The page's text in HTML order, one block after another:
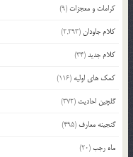
کرامات و معجزات (9)
کلام جاودان(2,293)
کلام جدید(34)
کمک های اولیه (116)
گلچین احادیث (372)
گنجینه معارف (495)
ماه رجب(20)